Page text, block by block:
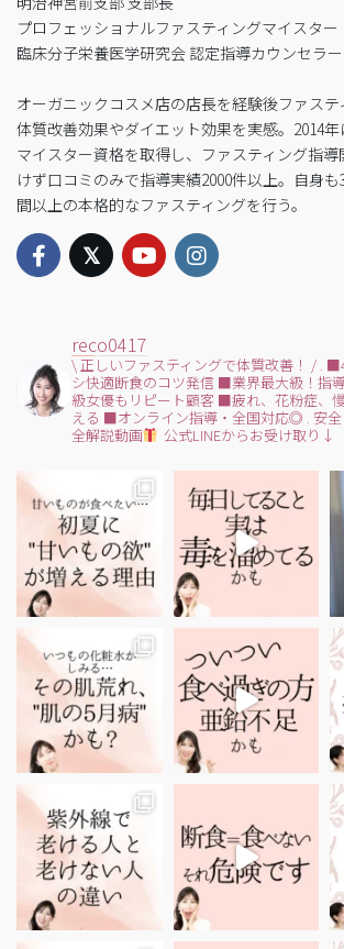
プロフェッショナルファスティングマイスター
臨床分子栄養医学研究会 認定指導カウンセラー
オーガニックコスメ店の店長を経験後ファステ
体質改善効果やダイエット効果を実感。2014
マイスター資格を取得し、ファスティング指
けず口コミのみで指導実績2000件以上。自身
間以上の本格的なファスティングを行う。
reco0417
\ 正しいファスティングで体質改善！ / .
シ快適断食のコツ発信 ■業界最大級！指
級女優もリピート顧客 ■疲れ、花粉症、
える ■オンライン指導・全国対応◎ . 安
全解説動画
公式LINEからお受け取り↓